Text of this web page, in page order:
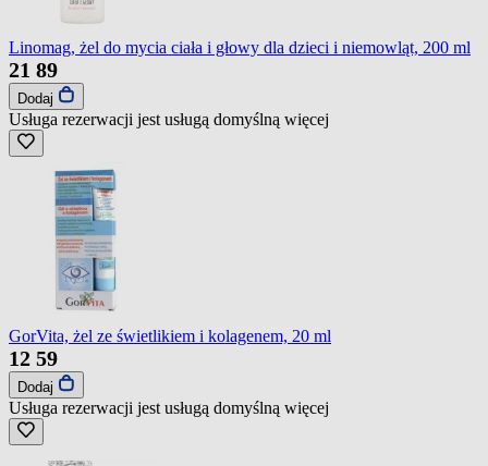
Linomag, żel do mycia ciała i głowy dla dzieci i niemowląt, 200 ml
21 89
Dodaj
Usługa rezerwacji jest usługą domyślną więcej
GorVita, żel ze świetlikiem i kolagenem, 20 ml
12 59
Dodaj
Usługa rezerwacji jest usługą domyślną więcej